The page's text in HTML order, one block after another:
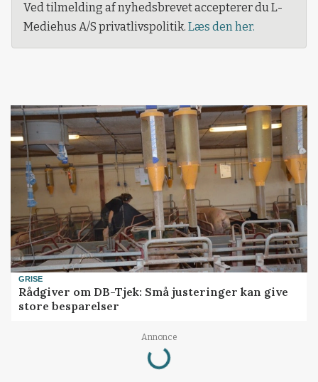
Ved tilmelding af nyhedsbrevet accepterer du L-
Mediehus A/S privatlivspolitik. Læs den her.
GRISE
Rådgiver om DB-Tjek: Små justeringer kan give
store besparelser
Annonce
Loading...